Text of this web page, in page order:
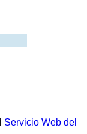
Servicio Web del